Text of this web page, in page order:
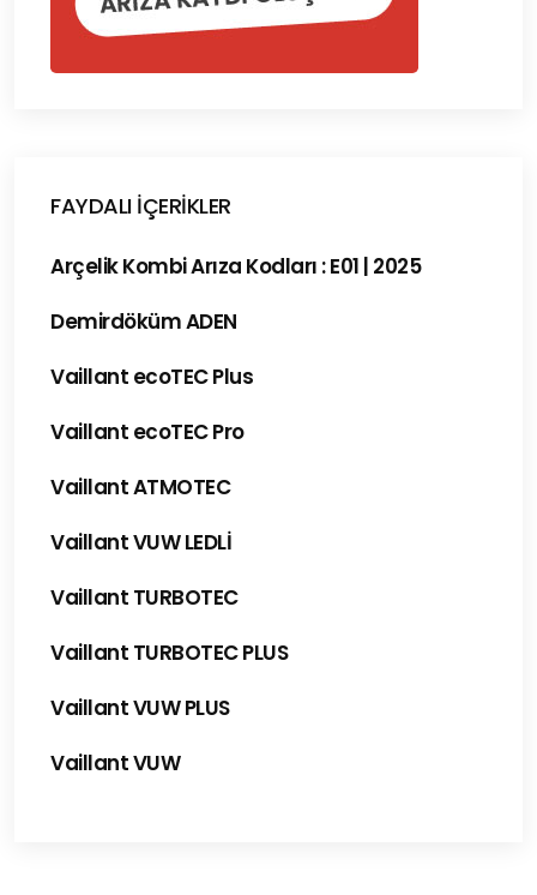
FAYDALI İÇERIKLER
Arçelik Kombi Arıza Kodları : E01 | 2025
Demirdöküm ADEN
Vaillant ecoTEC Plus
Vaillant ecoTEC Pro
Vaillant ATMOTEC
Vaillant VUW LEDLİ
Vaillant TURBOTEC
Vaillant TURBOTEC PLUS
Vaillant VUW PLUS
Vaillant VUW